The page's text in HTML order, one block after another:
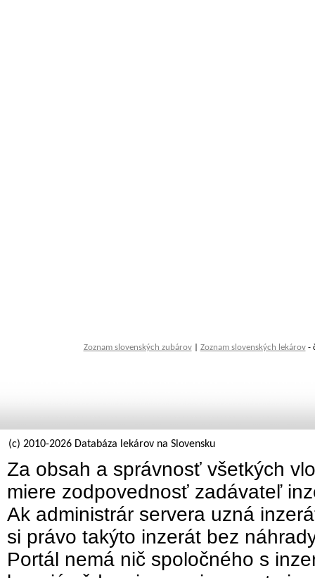
Zoznam slovenských zubárov| Zoznam slovenských lekárov-
(c) 2010-2026 Databáza lekárov na Slovensku
Za obsah a správnosť všetkých
miere zodpovednosť zadávateľ
Ak administrár servera uzná
si právo takýto inzerát bez
Portál nemá nič spoločného s